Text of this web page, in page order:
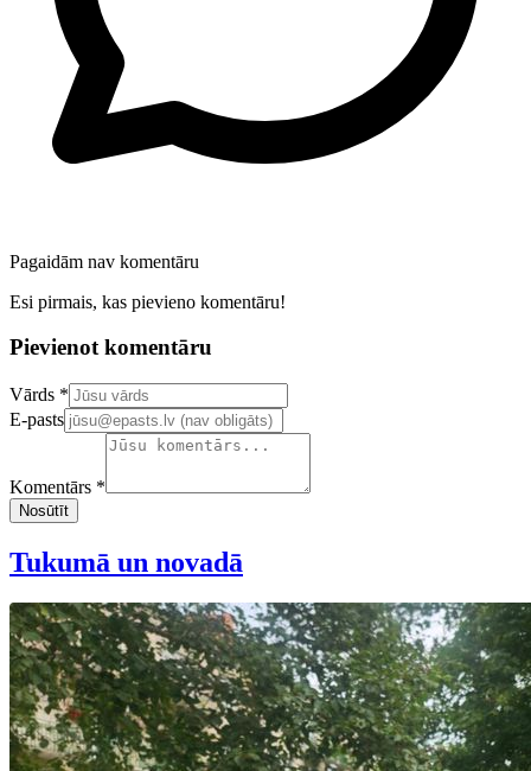
Pagaidām nav komentāru
Esi pirmais, kas pievieno komentāru!
Pievienot komentāru
Confirm your email address
Vārds *
E-pasts
Komentārs *
Nosūtīt
Tukumā un novadā